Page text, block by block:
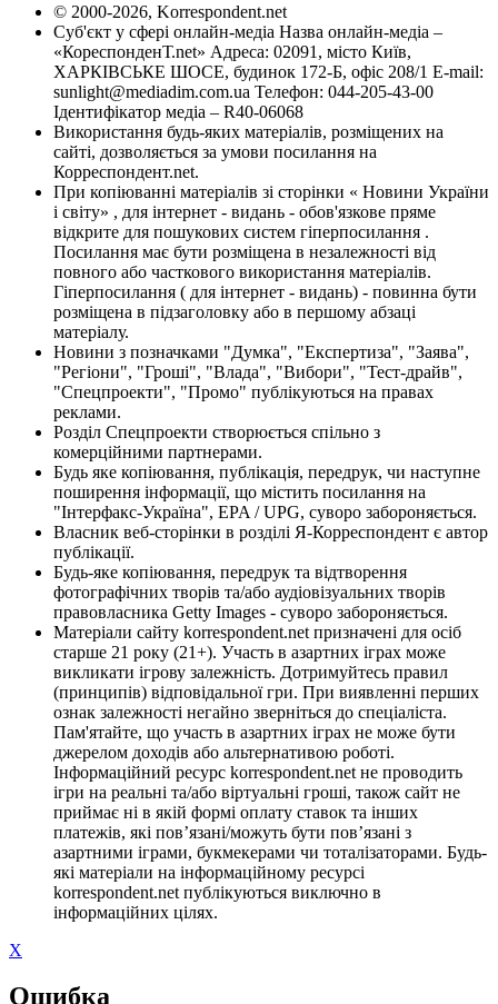
© 2000-2026, Korrespondent.net
Суб'єкт у сфері онлайн-медіа Назва онлайн-медіа –
«КореспонденТ.net» Адреса: 02091, місто Київ,
ХАРКІВСЬКЕ ШОСЕ, будинок 172-Б, офіс 208/1 E-mail:
sunlight@mediadim.com.ua Телефон: 044-205-43-00
Ідентифікатор медіа – R40-06068
Використання будь-яких матеріалів, розміщених на
сайті, дозволяється за умови посилання на
Корреспондент.net.
При копіюванні матеріалів зі сторінки « Новини України
і світу» , для інтернет - видань - обов'язкове пряме
відкрите для пошукових систем гіперпосилання .
Посилання має бути розміщена в незалежності від
повного або часткового використання матеріалів.
Гіперпосилання ( для інтернет - видань) - повинна бути
розміщена в підзаголовку або в першому абзаці
матеріалу.
Новини з позначками "Думка", "Експертиза", "Заява",
"Регіони", "Гроші", "Влада", "Вибори", "Тест-драйв",
"Спецпроекти", "Промо" публікуються на правах
реклами.
Розділ Спецпроекти створюється спільно з
комерційними партнерами.
Будь яке копіювання, публікація, передрук, чи наступне
поширення інформації, що містить посилання на
"Інтерфакс-Україна", EPA / UPG, суворо забороняється.
Власник веб-сторінки в розділі Я-Корреспондент є автор
публікації.
Будь-яке копіювання, передрук та відтворення
фотографічних творів та/або аудіовізуальних творів
правовласника Getty Images - суворо забороняється.
Матеріали сайту korrespondent.net призначені для осіб
старше 21 року (21+). Участь в азартних іграх може
викликати ігрову залежність. Дотримуйтесь правил
(принципів) відповідальної гри. При виявленні перших
ознак залежності негайно зверніться до спеціаліста.
Пам'ятайте, що участь в азартних іграх не може бути
джерелом доходів або альтернативою роботі.
Інформаційний ресурс korrespondent.net не проводить
ігри на реальні та/або віртуальні гроші, також сайт не
приймає ні в якій формі оплату ставок та інших
платежів, які пов’язані/можуть бути пов’язані з
азартними іграми, букмекерами чи тоталізаторами. Будь-
які матеріали на інформаційному ресурсі
korrespondent.net публікуються виключно в
інформаційних цілях.
X
Ошибка